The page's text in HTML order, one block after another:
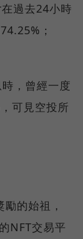
過去24小時
；
，曾經一度
可見空投所
的始祖，
NFT交易平